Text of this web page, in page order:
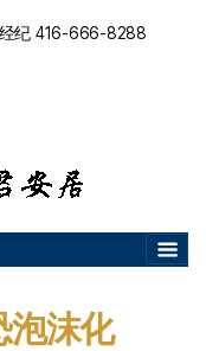
纪 416-666-8288
泡沫化